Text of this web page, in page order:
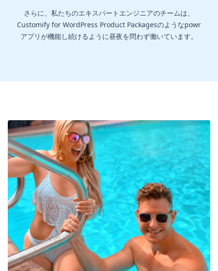
さらに、私たちのエキスパートエンジニアのチームは、
Customify for WordPress Product Packagesのようなpowr
アプリが機能し続けるように昼夜を問わず働いています。